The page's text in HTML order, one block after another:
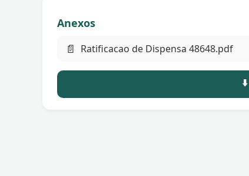
Anexos
📄 Ratificacao de Dispensa 48648.pdf